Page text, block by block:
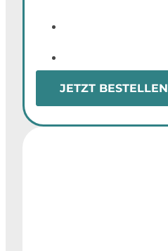
JETZT BESTELLEN